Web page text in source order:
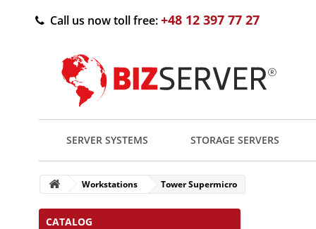
Call us now toll free:+48 12 397 77 27
SERVER SYSTEMS STORAGE SERVERS
Workstations Tower Supermicro
CATALOG